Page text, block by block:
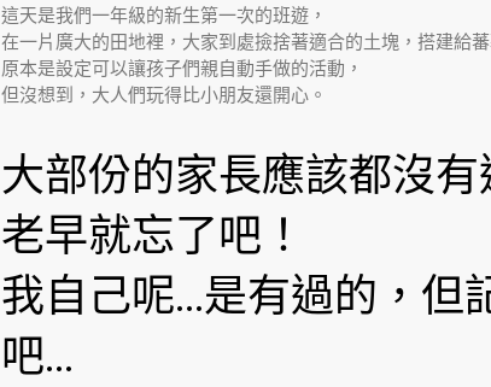
這天是我們一年級的新生第一次的班遊，
在一片廣大的田地裡，大家到處撿捨著適合的土塊，搭建給蕃
原本是設定可以讓孩子們親自動手做的活動，
但沒想到，大人們玩得比小朋友還開心。
大部份的家長應該都沒
老早就忘了吧！
我自己呢…是有過的，但
吧…